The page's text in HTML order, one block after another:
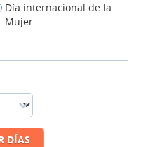
Día internacional de la
Mujer